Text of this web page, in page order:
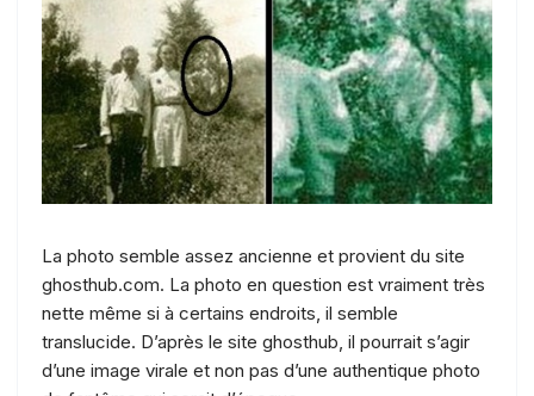
La photo semble assez ancienne et provient du site
ghosthub.com. La photo en question est vraiment très
nette même si à certains endroits, il semble
translucide. D’après le site ghosthub, il pourrait s’agir
d’une image virale et non pas d’une authentique photo